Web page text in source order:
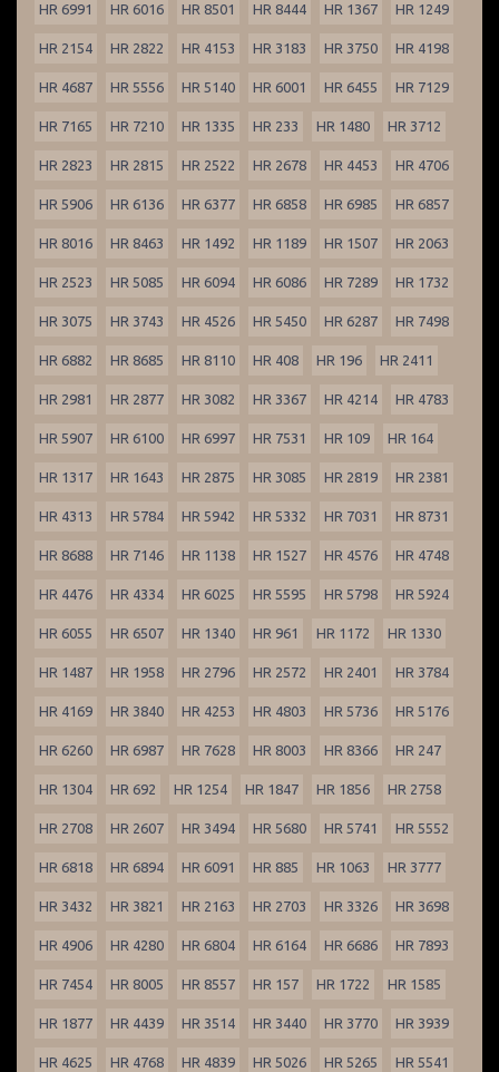
HR 6991 HR 6016 HR 8501 HR 8444 HR 1367 HR 1249
HR 2154 HR 2822 HR 4153 HR 3183 HR 3750 HR 4198
HR 4687 HR 5556 HR 5140 HR 6001 HR 6455 HR 7129
HR 7165 HR 7210 HR 1335 HR 233 HR 1480 HR 3712
HR 2823 HR 2815 HR 2522 HR 2678 HR 4453 HR 4706
HR 5906 HR 6136 HR 6377 HR 6858 HR 6985 HR 6857
HR 8016 HR 8463 HR 1492 HR 1189 HR 1507 HR 2063
HR 2523 HR 5085 HR 6094 HR 6086 HR 7289 HR 1732
HR 3075 HR 3743 HR 4526 HR 5450 HR 6287 HR 7498
HR 6882 HR 8685 HR 8110 HR 408 HR 196 HR 2411
HR 2981 HR 2877 HR 3082 HR 3367 HR 4214 HR 4783
HR 5907 HR 6100 HR 6997 HR 7531 HR 109 HR 164
HR 1317 HR 1643 HR 2875 HR 3085 HR 2819 HR 2381
HR 4313 HR 5784 HR 5942 HR 5332 HR 7031 HR 8731
HR 8688 HR 7146 HR 1138 HR 1527 HR 4576 HR 4748
HR 4476 HR 4334 HR 6025 HR 5595 HR 5798 HR 5924
HR 6055 HR 6507 HR 1340 HR 961 HR 1172 HR 1330
HR 1487 HR 1958 HR 2796 HR 2572 HR 2401 HR 3784
HR 4169 HR 3840 HR 4253 HR 4803 HR 5736 HR 5176
HR 6260 HR 6987 HR 7628 HR 8003 HR 8366 HR 247
HR 1304 HR 692 HR 1254 HR 1847 HR 1856 HR 2758
HR 2708 HR 2607 HR 3494 HR 5680 HR 5741 HR 5552
HR 6818 HR 6894 HR 6091 HR 885 HR 1063 HR 3777
HR 3432 HR 3821 HR 2163 HR 2703 HR 3326 HR 3698
HR 4906 HR 4280 HR 6804 HR 6164 HR 6686 HR 7893
HR 7454 HR 8005 HR 8557 HR 157 HR 1722 HR 1585
HR 1877 HR 4439 HR 3514 HR 3440 HR 3770 HR 3939
HR 4625 HR 4768 HR 4839 HR 5026 HR 5265 HR 5541